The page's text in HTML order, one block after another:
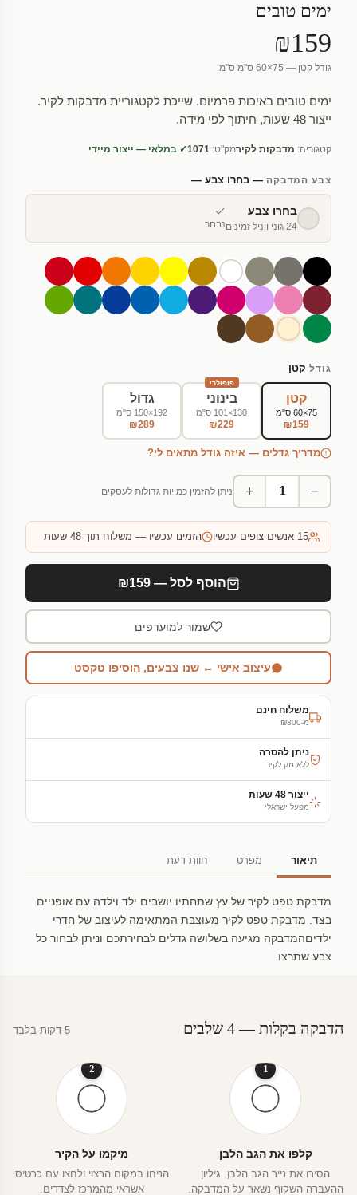
ימים טובים
₪159
גודל קטן — 75×60 ס"מ ס"מ
ימים טובים באיכות פרמיום. שייכת לקטגוריית מדבקות לקיר.
ייצור 48 שעות, חיתוך לפי מידה.
קטגוריה: מדבקות לקירמק"ט: 1071✓ במלאי — ייצור מיידי
צבע המדבקה— בחרו צבע —
בחרו צבע
24 גוני ויניל זמינים נבחר
גודל קטן
קטן
75×60 ס"מ
₪159
פופולרי
בינוני
130×101 ס"מ
₪229
גדול
192×150 ס"מ
₪289
מדריך גדלים — איזה גודל מתאים לי?
−
+ ניתן להזמין כמויות גדולות לעסקים
15 אנשים צופים עכשיו הזמינו עכשיו — משלוח תוך 48 שעות
הוסף לסל — ₪159
שמור למועדפים
עיצוב אישי ← שנו צבעים, הוסיפו טקסט
משלוח חינם
מ-₪300
ניתן להסרה
ללא נזק לקיר
ייצור 48 שעות
מפעל ישראלי
תיאור מפרט חוות דעת
מדבקת טפט לקיר של עץ שתחתיו יושבים ילד וילדה עם אופניים
בצד. מדבקת טפט לקיר מעוצבת המתאימה לעיצוב של חדרי
ילדיםהמדבקה מגיעה בשלושה גדלים לבחירתכם וניתן לבחור כל
צבע שתרצו.
הדבקה בקלות — 4 שלבים 5 דקות בלבד
1
קלפו את הגב הלבן
הסירו את נייר הגב הלבן. גיליון
ההעברה השקוף נשאר על המדבקה.
2
מיקמו על הקיר
הניחו במקום הרצוי ולחצו עם כרטיס
אשראי מהמרכז לצדדים.